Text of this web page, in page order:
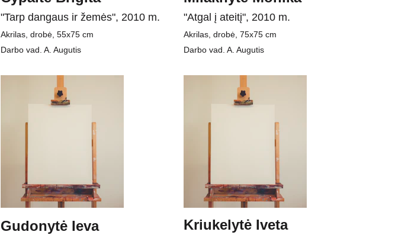
"Tarp dangaus ir žemės", 2010 m.
Akrilas, drobė, 55x75 cm
Darbo vad. A. Augutis
"Atgal į ateitį", 2010 m.
Akrilas, drobė, 75x75 cm
Darbo vad. A. Augutis
Gudonytė Ieva Kriukelytė Iveta